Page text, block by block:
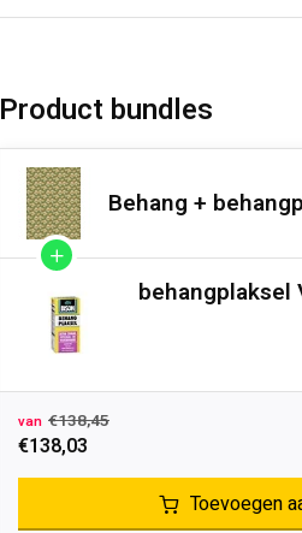
Product bundles
Behang +
behangplaksel
van €138,45
€138,03
Toevoegen